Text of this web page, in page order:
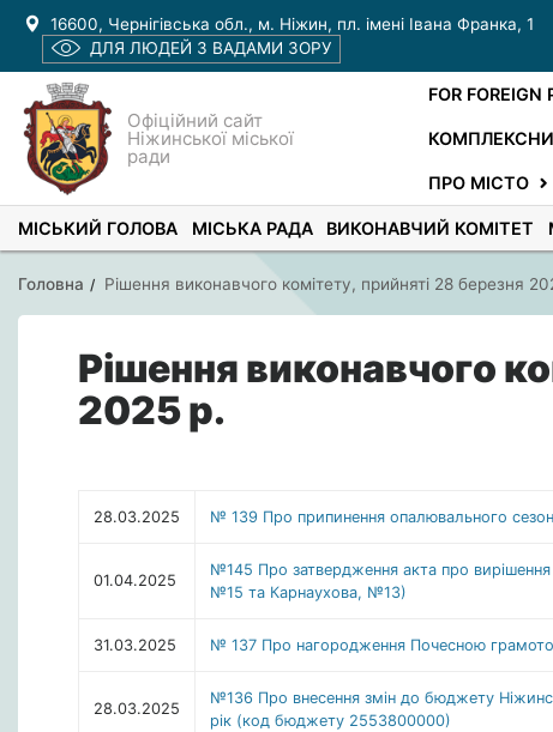
16600, Чернігівська обл., м. Ніжин, пл. імені Івана Франка, 1
ДЛЯ ЛЮДЕЙ З ВАДАМИ ЗОРУ
Офіційний сайт
Ніжинської міської
ради
FOR FOREIGN
ПРО МІСТО
МІСЬКИЙ ГОЛОВА МІСЬКА РАДА ВИКОНАВЧИЙ КОМІТЕТ
Головна Рішення виконавчого комітету, прийняті 28 березня
Рішення виконавчого
2025 р.
28.03.2025 № 139 Про припинення опалювального
01.04.2025
№145 Про затвердження акта про
№15 та Карнаухова, №13)
31.03.2025 № 137 Про нагородження Почесною
28.03.2025
№136 Про внесення змін до бюджету
рік (код бюджету 2553800000)